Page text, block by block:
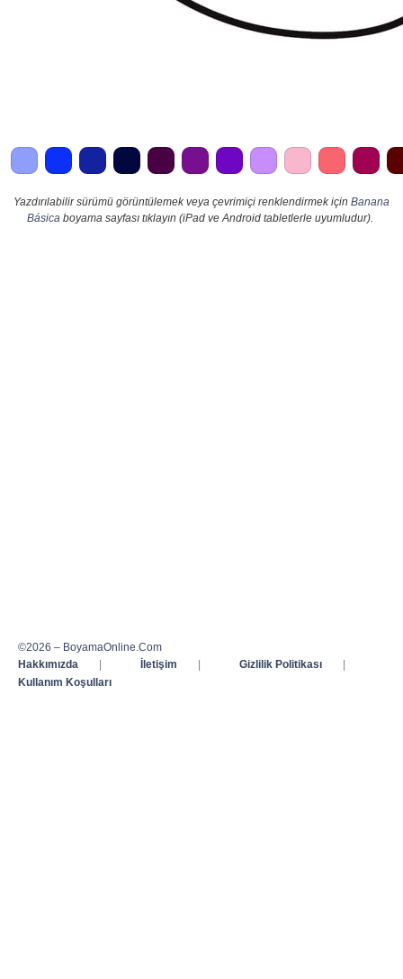
Yazdırılabilir sürümü görüntülemek veya çevrimiçi renklendirmek için Banana
Básica boyama sayfası tıklayın (iPad ve Android tabletlerle uyumludur).
©2026 – BoyamaOnline.Com
Hakkımızda
| İletişim | Gizlilik Politikası
|
Kullanım Koşulları